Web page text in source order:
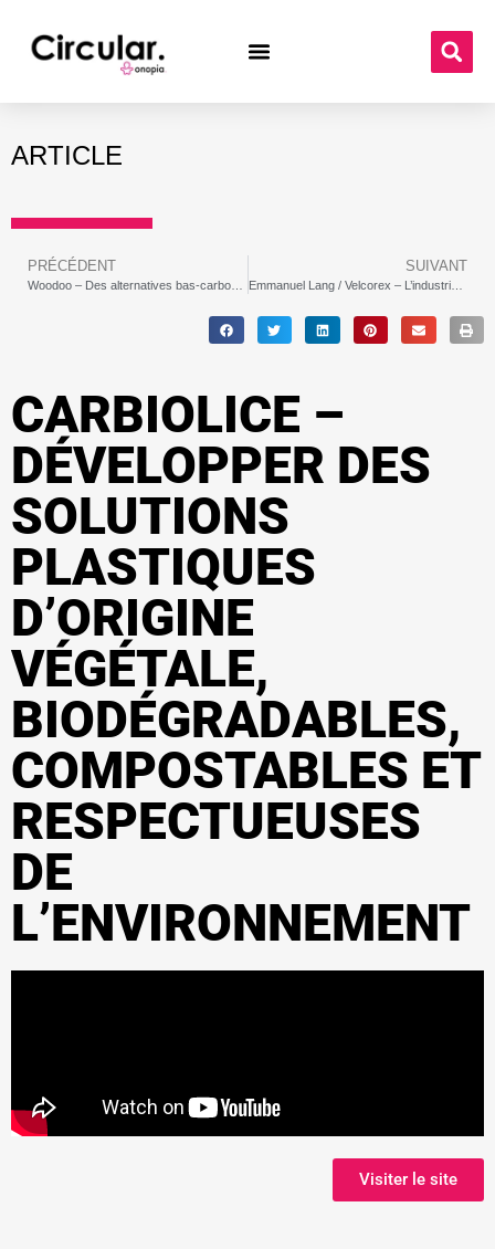
ARTICLE
PRÉCÉDENT SUIVANT
Emmanuel Lang / Velcorex – L’industrie textile vue par Pierre Schmitt
CARBIOLICE –
DÉVELOPPER DES
SOLUTIONS
PLASTIQUES
D’ORIGINE
VÉGÉTALE,
BIODÉGRADABLES,
COMPOSTABLES ET
RESPECTUEUSES
DE
L’ENVIRONNEMENT
Visiter le site